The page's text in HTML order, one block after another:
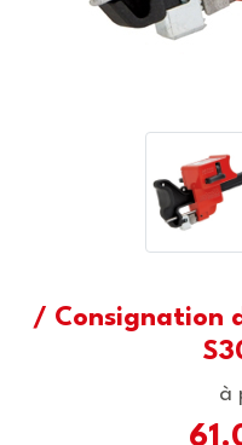
/ Consignation
à